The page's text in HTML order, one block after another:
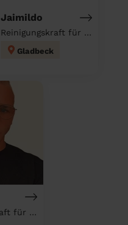
Jaimildo
Reinigungskraft für deinen Haushalt
Gladbeck
Reinigungskraft für deinen Haushalt